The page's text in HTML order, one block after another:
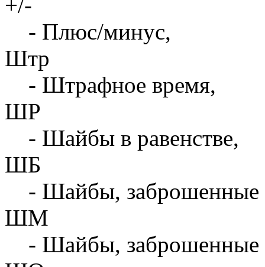
- Плюс/минус,
Штр
- Штрафное время,
ШР
- Шайбы в равенстве,
ШБ
- Шайбы, заброшенные
ШМ
- Шайбы, заброшенные